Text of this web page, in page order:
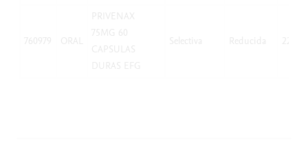
PRIVENAX
75MG 60